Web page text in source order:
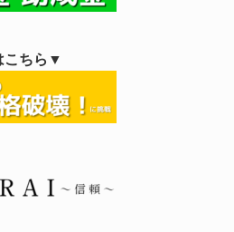
こちら▼